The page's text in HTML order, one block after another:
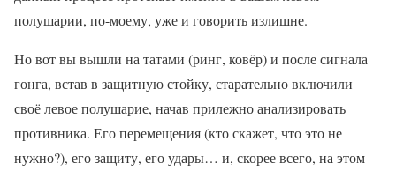
полушарии, по-моему, уже и говорить излишне.
Но вот вы вышли на татами (ринг, ковёр) и после сигнала
гонга, встав в защитную стойку, старательно включили
своё левое полушарие, начав прилежно анализировать
противника. Его перемещения (кто скажет, что это не
нужно?), его защиту, его удары… и, скорее всего, на этом